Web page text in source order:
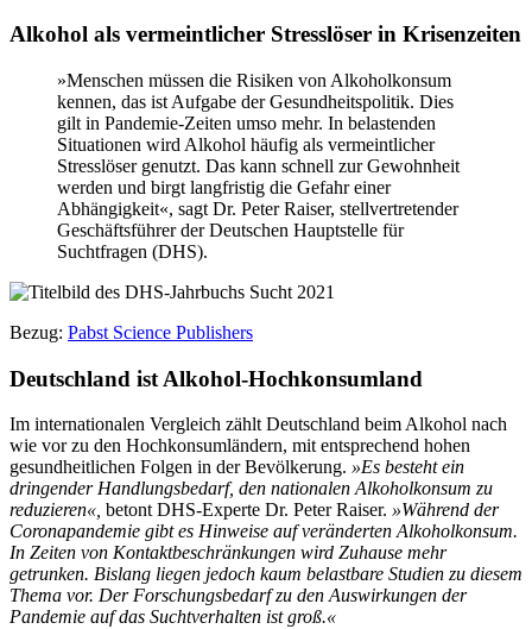
Alkohol als vermeintlicher Stresslöser in Krisenzeiten
»Menschen müssen die Risiken von Alkoholkonsum
kennen, das ist Aufgabe der Gesundheitspolitik. Dies
gilt in Pandemie-Zeiten umso mehr. In belastenden
Situationen wird Alkohol häufig als vermeintlicher
Stresslöser genutzt. Das kann schnell zur Gewohnheit
werden und birgt langfristig die Gefahr einer
Abhängigkeit«, sagt Dr. Peter Raiser, stellvertretender
Geschäftsführer der Deutschen Hauptstelle für
Suchtfragen (DHS).
Bezug: Pabst Science Publishers
Deutschland ist Alkohol-Hochkonsumland
Im internationalen Vergleich zählt Deutschland beim Alkohol nach
wie vor zu den Hochkonsumländern, mit entsprechend hohen
gesundheitlichen Folgen in der Bevölkerung. »Es besteht ein
dringender Handlungsbedarf, den nationalen Alkoholkonsum zu
reduzieren«, betont DHS-Experte Dr. Peter Raiser. »Während der
Coronapandemie gibt es Hinweise auf veränderten Alkoholkonsum.
In Zeiten von Kontaktbeschränkungen wird Zuhause mehr
getrunken. Bislang liegen jedoch kaum belastbare Studien zu diesem
Thema vor. Der Forschungsbedarf zu den Auswirkungen der
Pandemie auf das Suchtverhalten ist groß.«